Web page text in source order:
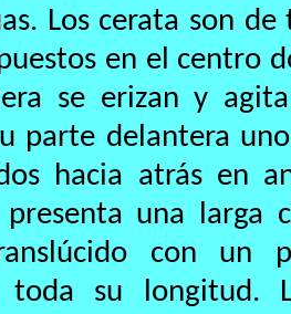
Los cerata son
en el centro
se erizan y
parte delantera
hacia atrás en
una larga
con un
toda su longitud.